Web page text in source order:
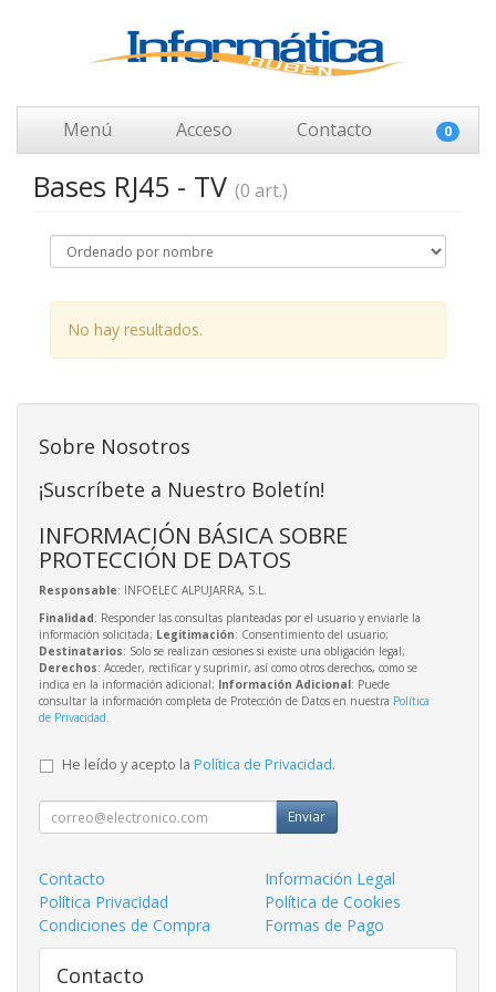
Menú Acceso Contacto 0
Bases RJ45 - TV (0 art.)
No hay resultados.
Sobre Nosotros
¡Suscríbete a Nuestro Boletín!
INFORMACIÓN BÁSICA SOBRE
PROTECCIÓN DE DATOS
Responsable: INFOELEC ALPUJARRA, S.L.
Finalidad: Responder las consultas planteadas por el usuario y enviarle la
información solicitada; Legitimación: Consentimiento del usuario;
Destinatarios: Solo se realizan cesiones si existe una obligación legal;
Derechos: Acceder, rectificar y suprimir, así como otros derechos, como se
indica en la información adicional; Información Adicional: Puede
consultar la información completa de Protección de Datos en nuestra Política
de Privacidad.
He leído y acepto la Política de Privacidad.
Enviar
Contacto
Información Legal
Política Privacidad
Política de Cookies
Condiciones de Compra
Formas de Pago
Contacto